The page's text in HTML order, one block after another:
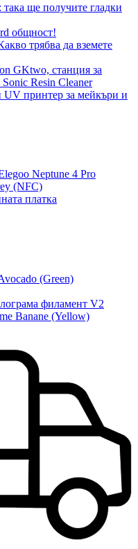
така ще получите гладки
общност!
трябва да вземете
GKtwo, станция за
Resin Cleaner
UV принтер за мейкъри и
Neptune 4 Pro
(NFC)
платка
(Green)
филамент V2
Banane (Yellow)